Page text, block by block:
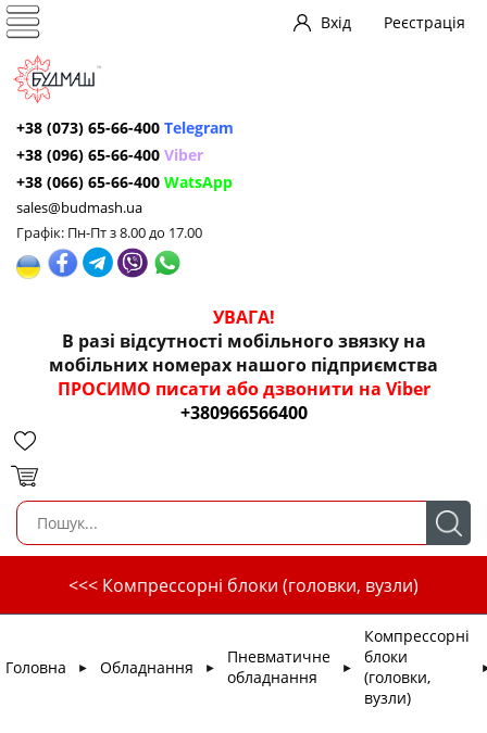
Вхід Реєстрація
+38 (073) 65-66-400 Telegram
+38 (096) 65-66-400 Viber
+38 (066) 65-66-400 WatsApp
sales@budmash.ua
Графік: Пн-Пт з 8.00 до 17.00
УВАГА!
В разі відсутності мобільного звязку на
мобільних номерах нашого підприємства
ПРОСИМО писати або дзвонити на Viber
+380966566400
<<< Компрессорні блоки (головки, вузли)
Головна ► Обладнання ►
Пневматичне
обладнання
►
Компрессорні
блоки
(головки,
вузли)